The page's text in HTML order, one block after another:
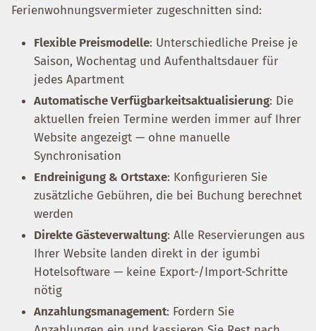
Ferienwohnungsvermieter zugeschnitten sind:
Flexible Preismodelle: Unterschiedliche Preise je
Saison, Wochentag und Aufenthaltsdauer für
jedes Apartment
Automatische Verfügbarkeitsaktualisierung: Die
aktuellen freien Termine werden immer auf Ihrer
Website angezeigt — ohne manuelle
Synchronisation
Endreinigung & Ortstaxe: Konfigurieren Sie
zusätzliche Gebühren, die bei Buchung berechnet
werden
Direkte Gästeverwaltung: Alle Reservierungen aus
Ihrer Website landen direkt in der igumbi
Hotelsoftware — keine Export-/Import-Schritte
nötig
Anzahlungsmanagement: Fordern Sie